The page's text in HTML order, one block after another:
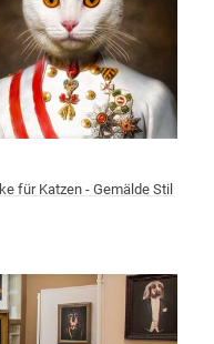
für Katzen - Gemälde Stil